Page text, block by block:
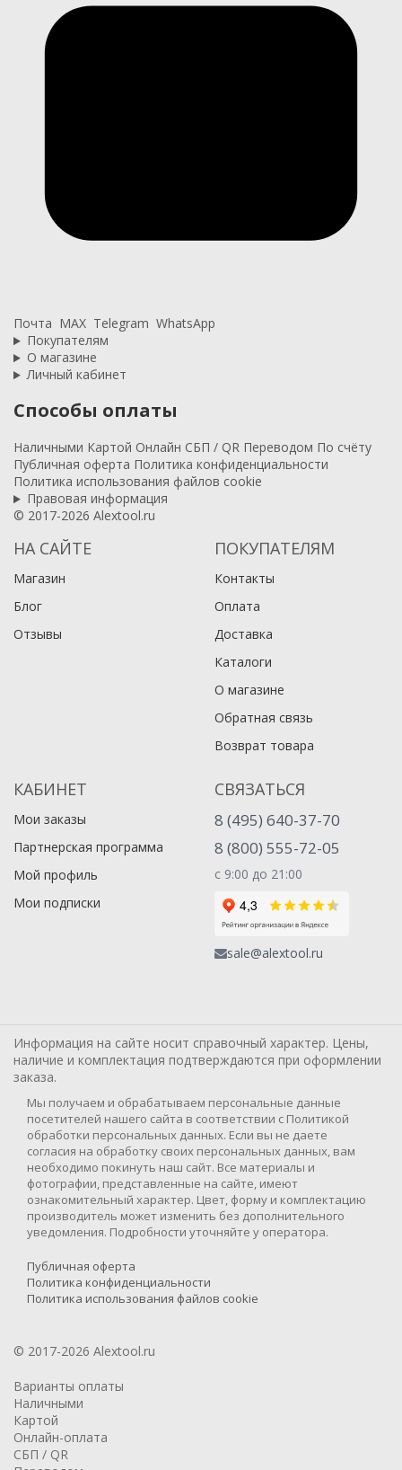
Почта MAX Telegram WhatsApp
Покупателям
О магазине
Личный кабинет
Способы оплаты
Наличными Картой Онлайн СБП / QR Переводом По счёту
Публичная оферта Политика конфиденциальности
Политика использования файлов cookie
Правовая информация
© 2017-2026 Alextool.ru
НА САЙТЕ
Магазин
Блог
Отзывы
ПОКУПАТЕЛЯМ
Контакты
Оплата
Доставка
Каталоги
О магазине
Обратная связь
Возврат товара
КАБИНЕТ
Мои заказы
Партнерская программа
Мой профиль
Мои подписки
СВЯЗАТЬСЯ
8 (495) 640-37-70
8 (800) 555-72-05
с 9:00 до 21:00
sale@alextool.ru
Информация на сайте носит справочный характер. Цены,
наличие и комплектация подтверждаются при оформлении
заказа.
Мы получаем и обрабатываем персональные данные
посетителей нашего сайта в соответствии с Политикой
обработки персональных данных. Если вы не даете
согласия на обработку своих персональных данных, вам
необходимо покинуть наш сайт. Все материалы и
фотографии, представленные на сайте, имеют
ознакомительный характер. Цвет, форму и комплектацию
производитель может изменить без дополнительного
уведомления. Подробности уточняйте у оператора.
Публичная оферта
Политика конфиденциальности
Политика использования файлов cookie
© 2017-2026 Alextool.ru
Варианты оплаты
Наличными
Картой
Онлайн-оплата
СБП / QR